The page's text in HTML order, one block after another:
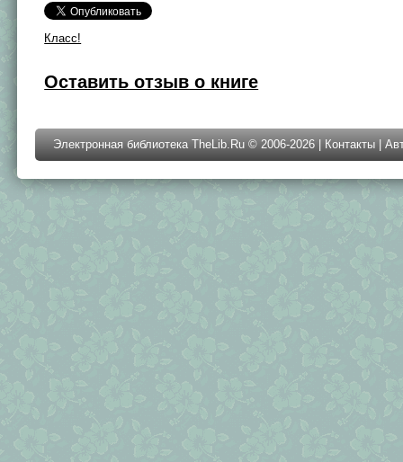
Класс!
Оставить отзыв о книге
Электронная библиотека TheLib.Ru © 2006-2026 | Контакты |